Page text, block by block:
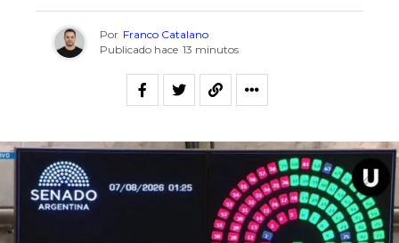
Por Franco Catalano
Publicado hace 13 minutos